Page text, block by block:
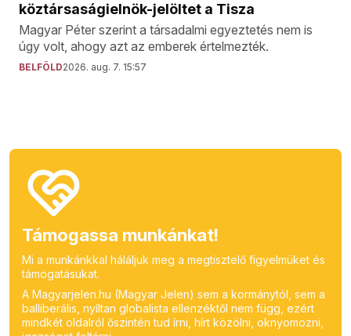
köztársaságielnök-jelöltet a Tisza
Magyar Péter szerint a társadalmi egyeztetés nem is
úgy volt, ahogy azt az emberek értelmezték.
BELFÖLD2026. aug. 7. 15:57
Támogassa munkánkat!
Mi a munkánkkal háláljuk meg a megtisztelő figyelmüket és
támogatásukat.
A Magyarjelen.hu (Magyar Jelen) sem a kormánytól, sem a
balliberális, nyíltan globalista ellenzéktől nem függ, ezért
mindkét oldalról őszintén tud írni, hírt közölni, oknyomozni,